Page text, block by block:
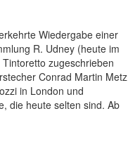
Wiedergabe einer
R. Udney (heute im
zugeschrieben
Conrad Martin Metz
in London und
die heute selten sind. Ab